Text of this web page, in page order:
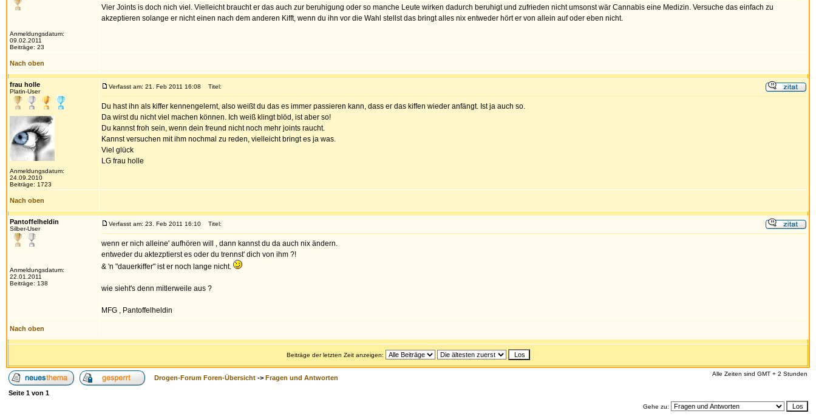
Anmeldungsdatum:
09.02.2011
Beiträge: 23
Vier Joints is doch nich viel. Vielleicht braucht er das auch zur beruhigung oder so manche Leute wirken dadurch beruhigt und zufrieden nicht umsonst wär Cannabis eine Medizin. Versuche das einfach zu
akzeptieren solange er nicht einen nach dem anderen Kifft, wenn du ihn vor die Wahl stellst das bringt alles nix entweder hört er von allein auf oder eben nicht.
Nach oben
frau holle
Platin-User
Anmeldungsdatum:
24.09.2010
Beiträge: 1723
Verfasst am: 21. Feb 2011 16:08 Titel:
Du hast ihn als kiffer kennengelernt, also weißt du das es immer passieren kann, dass er das kiffen wieder anfängt. Ist ja auch so.
Da wirst du nicht viel machen können. Ich weiß klingt blöd, ist aber so!
Du kannst froh sein, wenn dein freund nicht noch mehr joints raucht.
Kannst versuchen mit ihm nochmal zu reden, vielleicht bringt es ja was.
Viel glück
LG frau holle
Nach oben
Pantoffelheldin
Silber-User
Anmeldungsdatum:
22.01.2011
Beiträge: 138
Verfasst am: 23. Feb 2011 16:10 Titel:
wenn er nich alleine' aufhören will , dann kannst du da auch nix ändern.
entweder du aktezptierst es oder du trennst' dich von ihm ?!
& 'n "dauerkiffer" ist er noch lange nicht.
wie sieht's denn mitlerweile aus ?
MFG , Pantoffelheldin
Nach oben
Beiträge der letzten Zeit anzeigen:
Drogen-Forum Foren-Übersicht -> Fragen und Antworten
Alle Zeiten sind GMT + 2 Stunden
Seite 1 von 1
Gehe zu: